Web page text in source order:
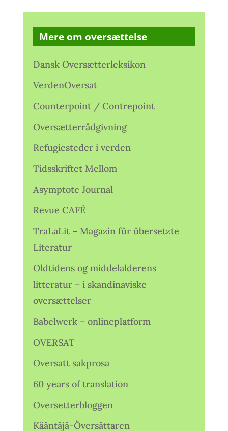
Mere om oversættelse
Dansk Oversætterleksikon
VerdenOversat
Counterpoint / Contrepoint
Oversætterrådgivning
Refugiesteder i verden
Tidsskriftet Mellom
Asymptote Journal
Revue CAFÉ
TraLaLit – Magazin für übersetzte
Literatur
Oldtidens og middelalderens
litteratur – i skandinaviske
oversættelser
Babelwerk – onlineplatform
OVERSAT
Oversatt sakprosa
60 years of translation
Oversetterbloggen
Kääntäjä-Översättaren